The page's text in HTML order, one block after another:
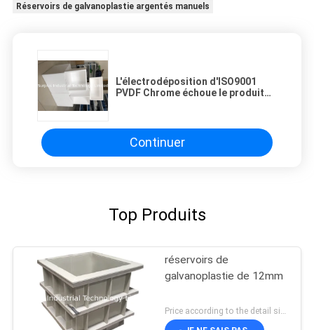
Réservoirs de galvanoplastie argentés manuels
L'électrodéposition d'ISO9001
PVDF Chrome échoue le produit
Continuer
Top Produits
réservoirs de
galvanoplastie de 12mm
Price according to the detail size MOQ:1PCS